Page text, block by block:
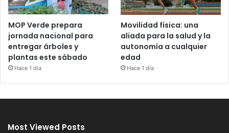
MOP Verde prepara
jornada nacional para
entregar árboles y
plantas este sábado
Hace 1 día
Movilidad física: una
aliada para la salud y la
autonomía a cualquier
edad
Hace 1 día
Most Viewed Posts